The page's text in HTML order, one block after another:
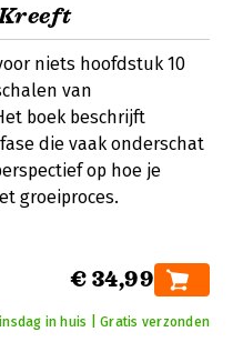
niets hoofdstuk 10
van
boek beschrijft
die vaak onderschat
op hoe je
groeiproces.
€ 34,99
in huis | Gratis verzonden